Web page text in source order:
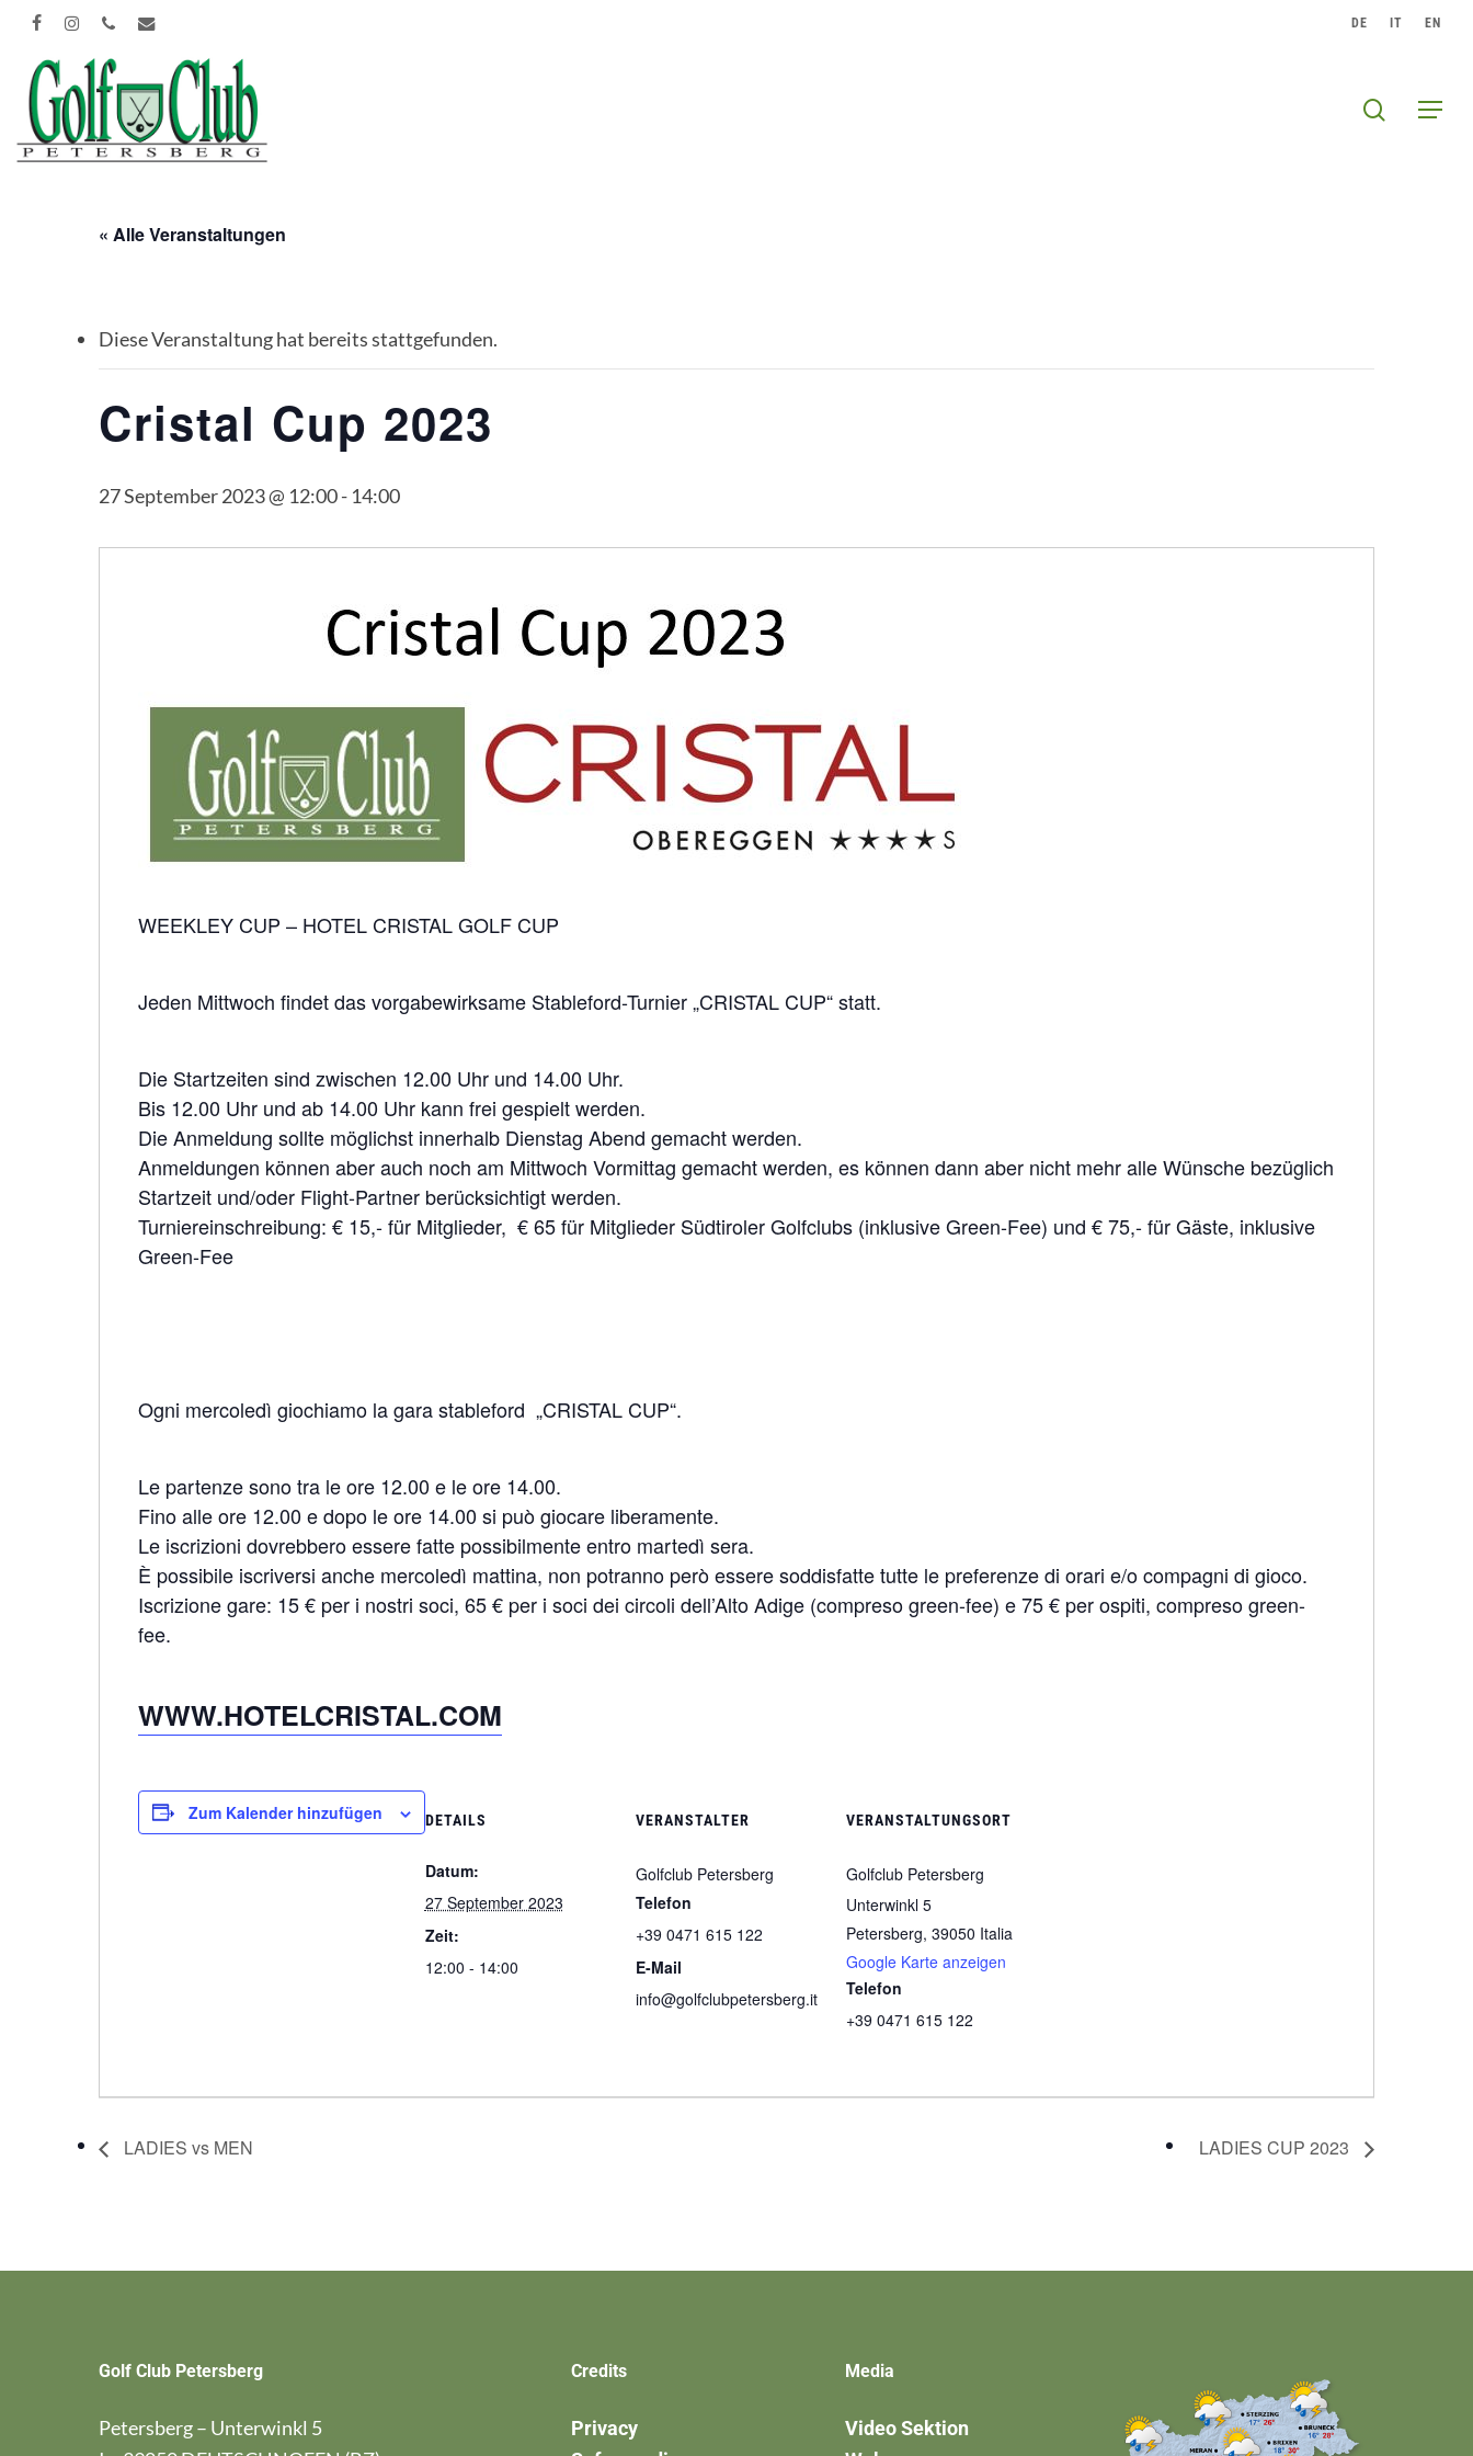
Skip
main
content
DE IT EN
Menu
search
« Alle Veranstaltungen
Diese Veranstaltung hat bereits stattgefunden.
Cristal Cup 2023
27 September 2023 @ 12:00- 14:00
WEEKLEY CUP – HOTEL CRISTAL GOLF CUP
Jeden Mittwoch findet das vorgabewirksame Stableford-Turnier „CRISTAL CUP“ statt.
Die Startzeiten sind zwischen 12.00 Uhr und 14.00 Uhr.
Bis 12.00 Uhr und ab 14.00 Uhr kann frei gespielt werden.
Die Anmeldung sollte möglichst innerhalb Dienstag Abend gemacht werden.
Anmeldungen können aber auch noch am Mittwoch Vormittag gemacht werden, es können dann aber nicht mehr alle Wünsche bezüglich
Startzeit und/oder Flight-Partner berücksichtigt werden.
Turniereinschreibung: € 15,- für Mitglieder, € 65 für Mitglieder Südtiroler Golfclubs (inklusive Green-Fee) und € 75,- für Gäste, inklusive
Green-Fee
Ogni mercoledì giochiamo la gara stableford „CRISTAL CUP“.
Le partenze sono tra le ore 12.00 e le ore 14.00.
Fino alle ore 12.00 e dopo le ore 14.00 si può giocare liberamente.
Le iscrizioni dovrebbero essere fatte possibilmente entro martedì sera.
È possibile iscriversi anche mercoledì mattina, non potranno però essere soddisfatte tutte le preferenze di orari e/o compagni di gioco.
Iscrizione gare: 15 € per i nostri soci, 65 € per i soci dei circoli dell’Alto Adige (compreso green-fee) e 75 € per ospiti, compreso green-
fee.
WWW.HOTELCRISTAL.COM
Zum Kalender hinzufügen DETAILS
Datum:
27 September 2023
Zeit:
12:00 - 14:00
VERANSTALTER
Golfclub Petersberg
Telefon
+39 0471 615 122
E-Mail
info@golfclubpetersberg.it
VERANSTALTUNGSORT
Golfclub Petersberg
Unterwinkl 5
Petersberg, 39050 Italia
Google Karte anzeigen
Telefon
+39 0471 615 122
LADIES vs MEN LADIES CUP 2023
Golf Club Petersberg
Petersberg – Unterwinkl 5
Credits
Privacy
Media
Video Sektion